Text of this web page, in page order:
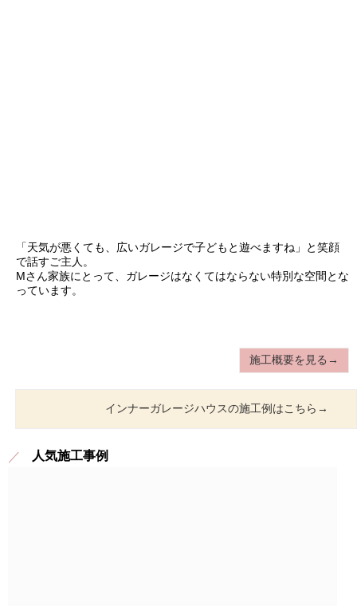
「天気が悪くても、広いガレージで子どもと遊べますね」と笑顔
で話すご主人。
Mさん家族にとって、ガレージはなくてはならない特別な空間とな
っています。
施工概要を見る→
インナーガレージハウスの施工例はこちら→
人気施工事例